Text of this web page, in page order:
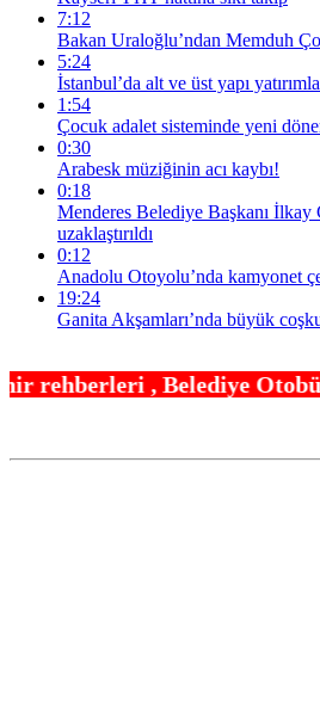
7:12
Bakan Uraloğlu’ndan Memduh
5:24
İstanbul’da alt ve üst yapı
1:54
Çocuk adalet sisteminde yeni
0:30
Arabesk müziğinin acı kaybı!
0:18
Menderes Belediye Başkanı İlkay
uzaklaştırıldı
0:12
Anadolu Otoyolu’nda kamyonet
19:24
Ganita Akşamları’nda büyük
, Belediye